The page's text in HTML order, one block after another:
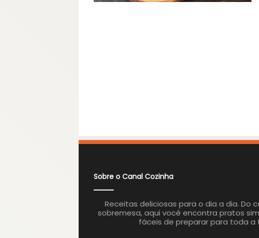
Sobre o Canal Cozinha
Receitas deliciosas para o dia a dia. Do
sobremesa, aqui você encontra pratos
fáceis de preparar para toda a